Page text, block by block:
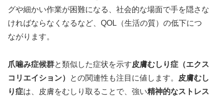
グや細かい作業が困難になる、社会的な場面で手を隠さな
ければならなくなるなど、QOL（生活の質）の低下につ
ながります。
爪噛み症候群と類似した症状を示す皮膚むしり症（エクス
コリエイション）
との関連性も注目に値します。
皮膚むし
り症は、皮膚をむしり取ることで、強い精神的なストレス